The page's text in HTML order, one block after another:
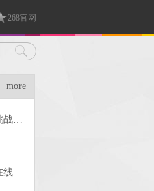
268官网
more
在线教育面临更多的挑战，职业教育或成为下一个热点
从不同角度分析国内在线教育竞争格局